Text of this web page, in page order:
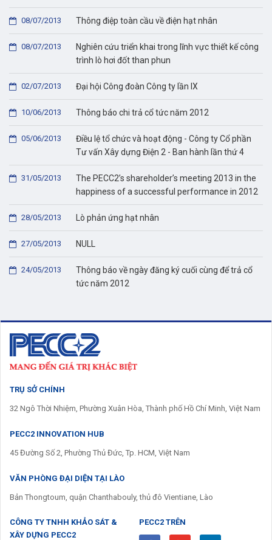
Thông điệp toàn cầu về điện hạt nhân
08/07/2013
Nghiên cứu triển khai trong lĩnh vực thiết kế công
trình lò hơi đốt than phun
08/07/2013
Đại hội Công đoàn Công ty lần IX
02/07/2013
Thông báo chi trả cổ tức năm 2012
10/06/2013
Điều lệ tổ chức và hoạt động - Công ty Cổ phần
Tư vấn Xây dựng Điện 2 - Ban hành lần thứ 4
05/06/2013
The PECC2’s shareholder’s meeting 2013 in the
happiness of a successful performance in 2012
31/05/2013
Lò phản ứng hạt nhân
28/05/2013
NULL
27/05/2013
Thông báo về ngày đăng ký cuối cùng để trả cổ
tức năm 2012
24/05/2013
TRỤ SỞ CHÍNH
32 Ngô Thời Nhiệm, Phường Xuân Hòa, Thành phố Hồ Chí Minh, Việt Nam
PECC2 INNOVATION HUB
45 Đường Số 2, Phường Thủ Đức, Tp. HCM, Việt Nam
VĂN PHÒNG ĐẠI DIỆN TẠI LÀO
Bản Thongtoum, quận Chanthabouly, thủ đô Vientiane, Lào
CÔNG TY TNHH KHẢO SÁT &
XÂY DỰNG PECC2
PECC2 TRÊN